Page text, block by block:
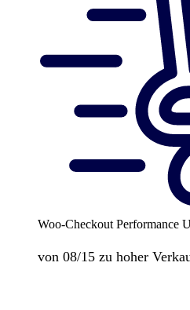
Woo-Checkout Performance
von 08/15 zu hoher